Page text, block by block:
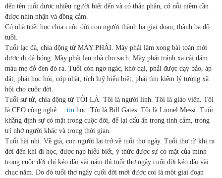
đến tên tuổi được nhiều người biết đến và có thân phận, có nỗi niềm cần
được nhìn nhận và đồng cảm.
Có nhà triết học chia cuộc đời con người thành ba giai đoạn, thành ba độ
tuổi.
Tuổi lạc đà, chia động từ MÀY PHẢI. Mày phải làm xong bài toán mới
được đi đá bóng. Mày phải lau nhà cho sạch. Mày phải tránh xa cái đám
máu me đỏ đen đó ra. Tuổi còn ngơ ngác, khờ dại, phải được dạy bảo, áp
đặt, phải học hỏi, cóp nhặt, tích luỹ hiểu biết, phải tìm kiếm lý tưởng xã
hội cho cuộc đời.
Tuổi sư tử, chia động từ TÔI LÀ. Tôi là người lính. Tôi là giáo viên. Tôi
là CEO công nghệ
tin học. Tôi là Bill Gates. Tôi là Lionel Messi. Tuổi
khẳng định sự có mặt trong cuộc đời, để lại dấu ấn trong tình cảm, trong
trí nhớ người khác và trong thời gian.
Tuổi hài nhi. Về già, con người lại trở về tuổi thơ ngây. Tuổi thơ từ khi ra
đời đến khi đi học, được nạp hiểu biết, ý thức được sự có mặt của mình
trong cuộc đời chỉ kéo dài vài năm thì tuổi thơ ngây cuối đời kéo dài vài
chục năm. Do đó tuổi thơ ngây cuối đời mới được coi là một giai đoạn